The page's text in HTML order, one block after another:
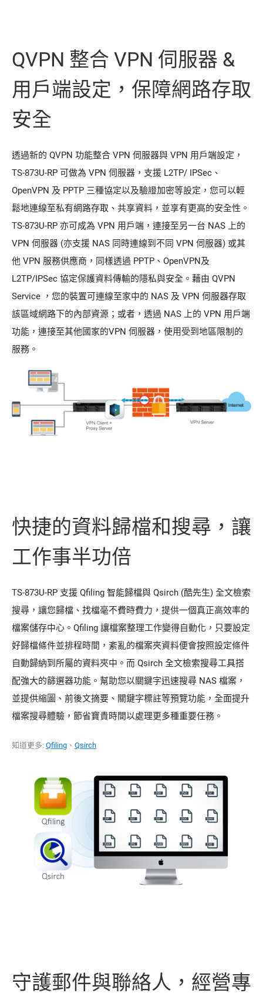
QVPN 整合 VPN 伺服器 &
用戶端設定，保障網路存取
安全
透過新的 QVPN 功能整合 VPN 伺服器與 VPN 用戶端設定，
TS-873U-RP 可做為 VPN 伺服器，支援 L2TP/ IPSec、
OpenVPN 及 PPTP 三種協定以及驗證加密等設定，您可以輕
鬆地連線至私有網路存取、共享資料，並享有更高的安全性。
TS-873U-RP 亦可成為 VPN 用戶端，連接至另一台 NAS 上的
VPN 伺服器 (亦支援 NAS 同時連線到不同 VPN 伺服器) 或其
他 VPN 服務供應商，同樣透過 PPTP、OpenVPN及
L2TP/IPSec 協定保護資料傳輸的隱私與安全。藉由 QVPN
Service ，您的裝置可連線至家中的 NAS 及 VPN 伺服器存取
該區域網路下的內部資源；或者，透過 NAS 上的 VPN 用戶端
功能，連接至其他國家的VPN 伺服器，使用受到地區限制的
服務。
快捷的資料歸檔和搜尋，讓
工作事半功倍
TS-873U-RP 支援 Qfiling 智能歸檔與 Qsirch (酷先生) 全文檢索
搜尋，讓您歸檔、找檔毫不費時費力，提供一個真正高效率的
檔案儲存中心。Qfiling 讓檔案整理工作變得自動化，只要設定
好歸檔條件並排程時間，紊亂的檔案夾資料便會按照設定條件
自動歸納到所屬的資料夾中。而 Qsirch 全文檢索搜尋工具搭
配強大的篩選器功能。幫助您以關鍵字迅速搜尋 NAS 檔案，
並提供縮圖、前後文摘要、關鍵字標註等預覽功能，全面提升
檔案搜尋體驗，節省寶貴時間以處理更多種重要任務。
知道更多: Qfiling 、 Qsirch
守護郵件與聯絡人，經營專